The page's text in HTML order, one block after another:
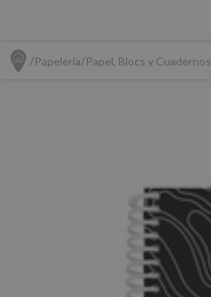
Papelería Papel, Blocs y Cuadernos